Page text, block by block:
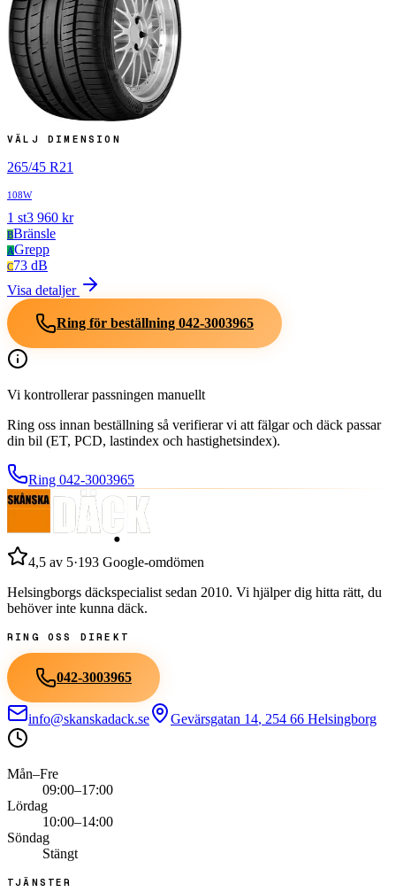
VÄLJ DIMENSION
265/45 R21
108W
1 st3 960 kr
BBränsle
AGrepp
C73 dB
Visa detaljer
Ring för beställning 042-3003965
Vi kontrollerar passningen manuellt
Ring oss innan beställning så verifierar vi att fälgar och däck passar
din bil (ET, PCD, lastindex och hastighetsindex).
Ring 042-3003965
4,5 av 5·193 Google-omdömen
Helsingborgs däckspecialist sedan 2010. Vi hjälper dig hitta rätt, du
behöver inte kunna däck.
RING OSS DIREKT
042-3003965
info@skanskadack.se Gevärsgatan 14, 254 66 Helsingborg
Mån–Fre
09:00–17:00
Lördag
10:00–14:00
Söndag
Stängt
TJÄNSTER